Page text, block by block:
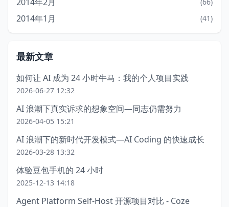
2014年1月 (41)
最新文章
如何让 AI 成为 24 小时牛马：我的个人项目实践
2026-06-27 12:32
AI 浪潮下真实诉求的想象空间—同志仍需努力
2026-04-05 15:21
AI 浪潮下的新时代开发模式—AI Coding 的快速成长
2026-03-28 13:32
体验豆包手机的 24 小时
2025-12-13 14:18
Agent Platform Self-Host 开源项目对比 - Coze